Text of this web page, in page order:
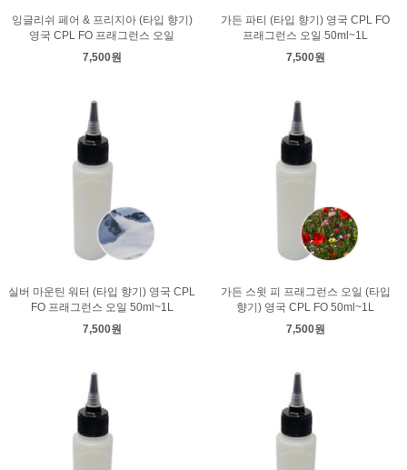
잉글리쉬 페어 & 프리지아 (타입 향기)
영국 CPL FO 프래그런스 오일
7,500원
가든 파티 (타입 향기) 영국 CPL FO
프래그런스 오일 50ml~1L
7,500원
실버 마운틴 워터 (타입 향기) 영국 CPL
FO 프래그런스 오일 50ml~1L
7,500원
가든 스윗 피 프래그런스 오일 (타입
향기) 영국 CPL FO 50ml~1L
7,500원